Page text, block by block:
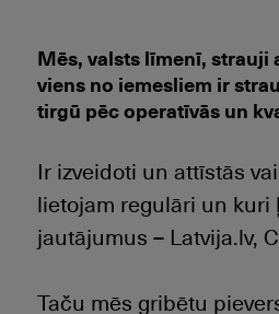
Mēs, valsts līmenī,
viens no iemesliem ir
tirgū pēc operatīvās un
Ir izveidoti un attīstās
lietojam regulāri un
jautājumus – Latvija.lv,
Taču mēs gribētu